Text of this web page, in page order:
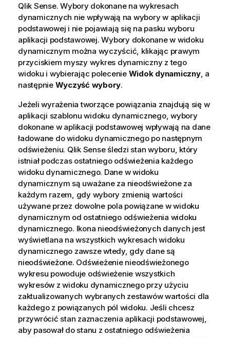
Qlik Sense. Wybory dokonane na wykresach
dynamicznych nie wpływają na wyboryw aplikacji
podstawowej i nie pojawiają się na pasku wyboru
aplikacji podstawowej. Wybory dokonane w widoku
dynamicznym można wyczyścić, klikając prawym
przyciskiem myszy wykres dynamiczny z tego
widoku i wybierając polecenie Widok dynamiczny, a
następnie Wyczyść wybory.
Jeżeli wyrażenia tworzące powiązania znajdują się w
aplikacji szablonu widoku dynamicznego, wybory
dokonane w aplikacji podstawowej wpływają na dane
ładowane do widoku dynamicznego po następnym
odświeżeniu. Qlik Senseśledzi stan wyboru, który
istniał podczas ostatniego odświeżenia każdego
widoku dynamicznego. Dane w widoku
dynamicznym są uważane za nieodświeżone za
każdym razem, gdy wybory zmienią wartości
używane przez dowolne pola powiązane w widoku
dynamicznym od ostatniego odświeżenia widoku
dynamicznego. Ikona nieodświeżonych danych jest
wyświetlana na wszystkich wykresach widoku
dynamicznego zawsze wtedy, gdy dane są
nieodświeżone. Odświeżenie nieodświeżonego
wykresu powoduje odświeżenie wszystkich
wykresów z widoku dynamicznego przy użyciu
zaktualizowanych wybranych zestawów wartości dla
każdego z powiązanych pól widoku. Jeśli chcesz
przywrócić stan zaznaczenia aplikacji podstawowej,
aby pasował do stanu z ostatniego odświeżenia